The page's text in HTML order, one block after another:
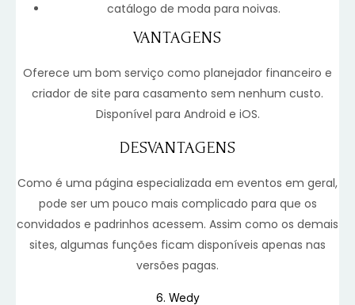
catálogo de moda para noivas.
VANTAGENS
Oferece um bom serviço como planejador financeiro e
criador de site para casamento sem nenhum custo.
Disponível para Android e iOS.
DESVANTAGENS
Como é uma página especializada em eventos em geral,
pode ser um pouco mais complicado para que os
convidados e padrinhos acessem. Assim como os demais
sites, algumas funções ficam disponíveis apenas nas
versões pagas.
6. Wedy